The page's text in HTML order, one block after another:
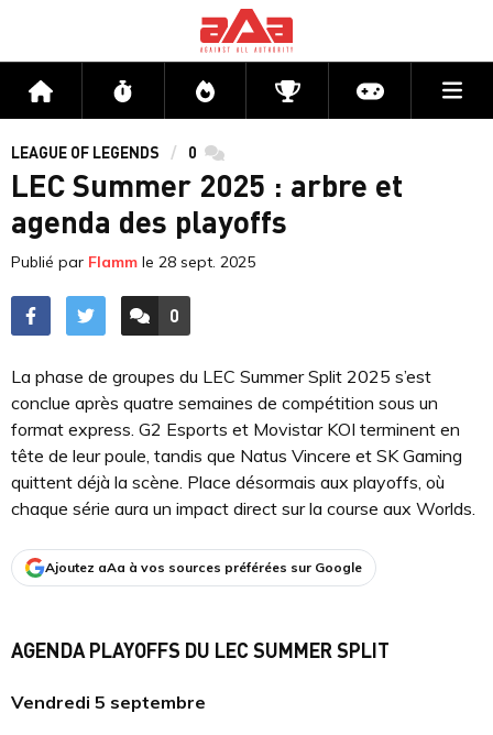
Accueil Flux Directs CompétitionsActu jeux
LEAGUE OF LEGENDS 0 commentaires
LEC Summer 2025 : arbre et
agenda des playoffs
Publié par Flamm le 28 sept. 2025
ACCÉDER AUX
0
COMMENTAIRES
La phase de groupes du LEC Summer Split 2025 s’est
conclue après quatre semaines de compétition sous un
format express. G2 Esports et Movistar KOI terminent en
tête de leur poule, tandis que Natus Vincere et SK Gaming
quittent déjà la scène. Place désormais aux playoffs, où
chaque série aura un impact direct sur la course aux Worlds.
Ajoutez aAa à vos sources préférées sur Google
AGENDA PLAYOFFS DU LEC SUMMER SPLIT
Vendredi 5 septembre